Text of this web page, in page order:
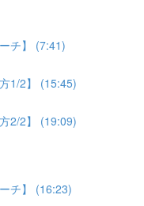
チ】 (7:41)
1/2】 (15:45)
2/2】 (19:09)
チ】 (16:23)